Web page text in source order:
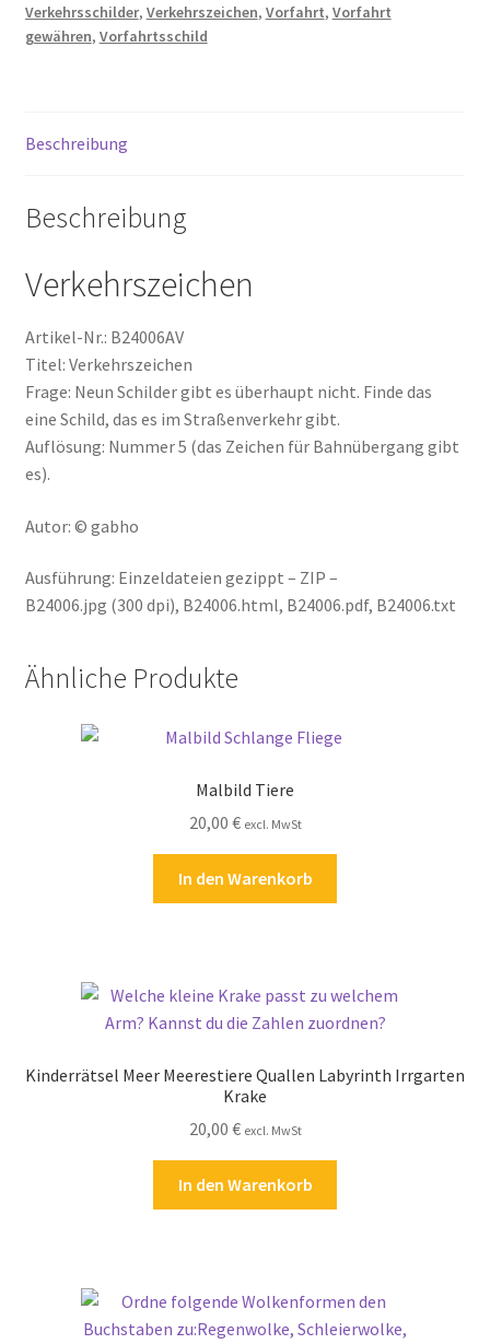
Verkehrsschilder, Verkehrszeichen, Vorfahrt, Vorfahrt
gewähren, Vorfahrtsschild
Beschreibung
Beschreibung
Verkehrszeichen
Artikel-Nr.: B24006AV
Titel: Verkehrszeichen
Frage: Neun Schilder gibt es überhaupt nicht. Finde das
eine Schild, das es im Straßenverkehr gibt.
Auflösung: Nummer 5 (das Zeichen für Bahnübergang gibt
es).
Autor: © gabho
Ausführung: Einzeldateien gezippt – ZIP –
B24006.jpg (300 dpi), B24006.html, B24006.pdf, B24006.txt
Ähnliche Produkte
Malbild Tiere
20,00 € excl. MwSt
In den Warenkorb
Kinderrätsel Meer Meerestiere Quallen Labyrinth Irrgarten
Krake
20,00 € excl. MwSt
In den Warenkorb